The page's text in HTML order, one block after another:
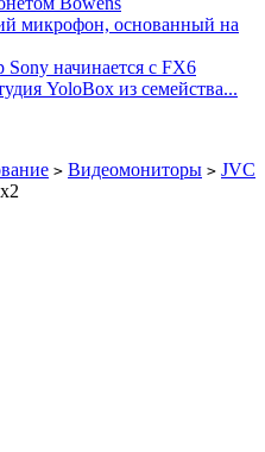
микрофон, основанный на
начинается с FX6
YoloBox из семейства...
> Видеомониторы > JVC